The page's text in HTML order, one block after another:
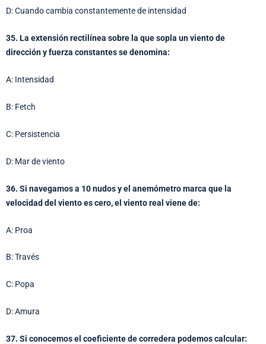
D: Cuando cambia constantemente de intensidad
35. La extensión rectilínea sobre la que sopla un viento de
dirección y fuerza constantes se denomina:
A: Intensidad
B: Fetch
C: Persistencia
D: Mar de viento
36. Si navegamos a 10 nudos y el anemómetro marca que la
velocidad del viento es cero, el viento real viene de:
A: Proa
B: Través
C: Popa
D: Amura
37. Si conocemos el coeficiente de corredera podemos calcular: